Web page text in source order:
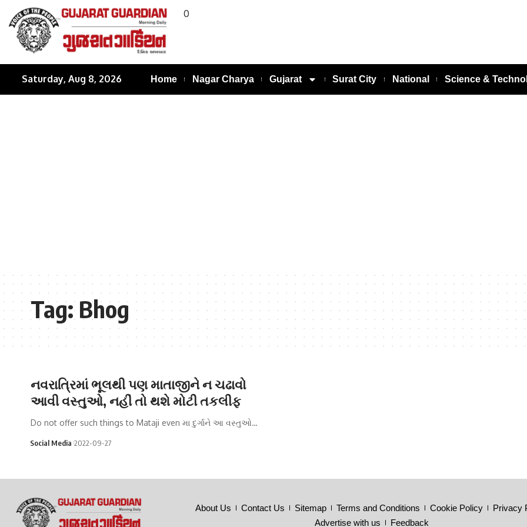
0
Saturday, Aug 8, 2026 Home Nagar Charya Gujarat Surat City National Science &
Tag:Bhog
નવરાત્રિમાં ભૂલથી પણ માતાજીને ન ચઢાવો
આવી વસ્તુઓ, નહીં તો થશે મોટી તકલીફ
Do not offer such things to Mataji even મા દુર્ગાને આ વસ્તુઓ…
Social Media 2022-09-27
About Us Contact Us Sitemap Terms and Conditions Cookie Policy
Privacy
Advertise with us
Feedback